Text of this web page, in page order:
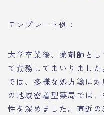
テンプレート例：
大学卒業後、薬剤師と
て勤務してまいりまし
では、多様な処方箋に
の地域密着型薬局では
性を深めました。直近